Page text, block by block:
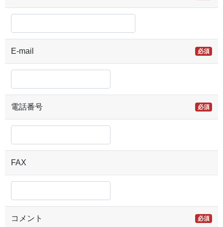
E-mail 必須
電話番号 必須
FAX
コメント 必須